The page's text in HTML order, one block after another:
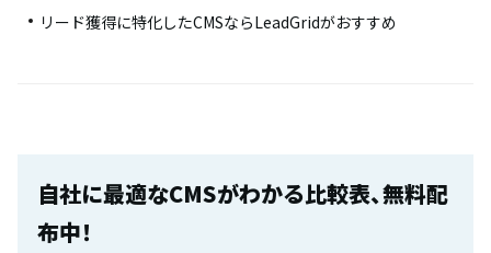
リード獲得に特化したCMSならLeadGridがおすすめ
自社に最適なCMSがわかる比較表、無料配
布中！